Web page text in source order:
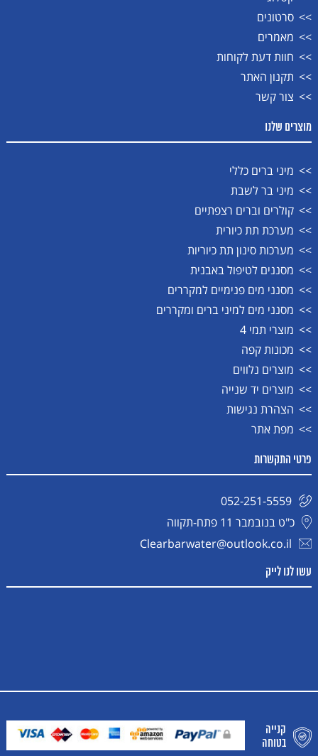
סרטונים
מאמרים
חוות דעת לקוחות
תקנון האתר
צור קשר
מוצרים שלנו
מיני ברים כללי
מיני בר לשבת
קולרים וברים רצפתיים
מערכת תת כיורית
מערכות סינון תת כיוריות
מסננים לטיפול באבנית
מסנני מים פנימיים למקררים
מסנני מים למיני ברים ומקררים
מוצרי תמי 4
מכונות קפה
מוצרים נלווים
מוצרים יד שנייה
הצהרת נגישות
מפת אתר
פרטי התקשרות
052-251-5559
כ"ט בנובמבר 11 פתח-תקווה
Clearbarwater@outlook.co.il
עשו לנו לייק
קנייה
בטוחה